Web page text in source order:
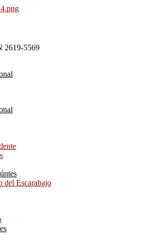
2619-5569
del Escarabajo